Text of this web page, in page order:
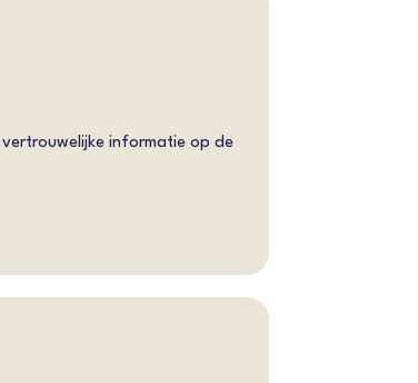
informatie op de